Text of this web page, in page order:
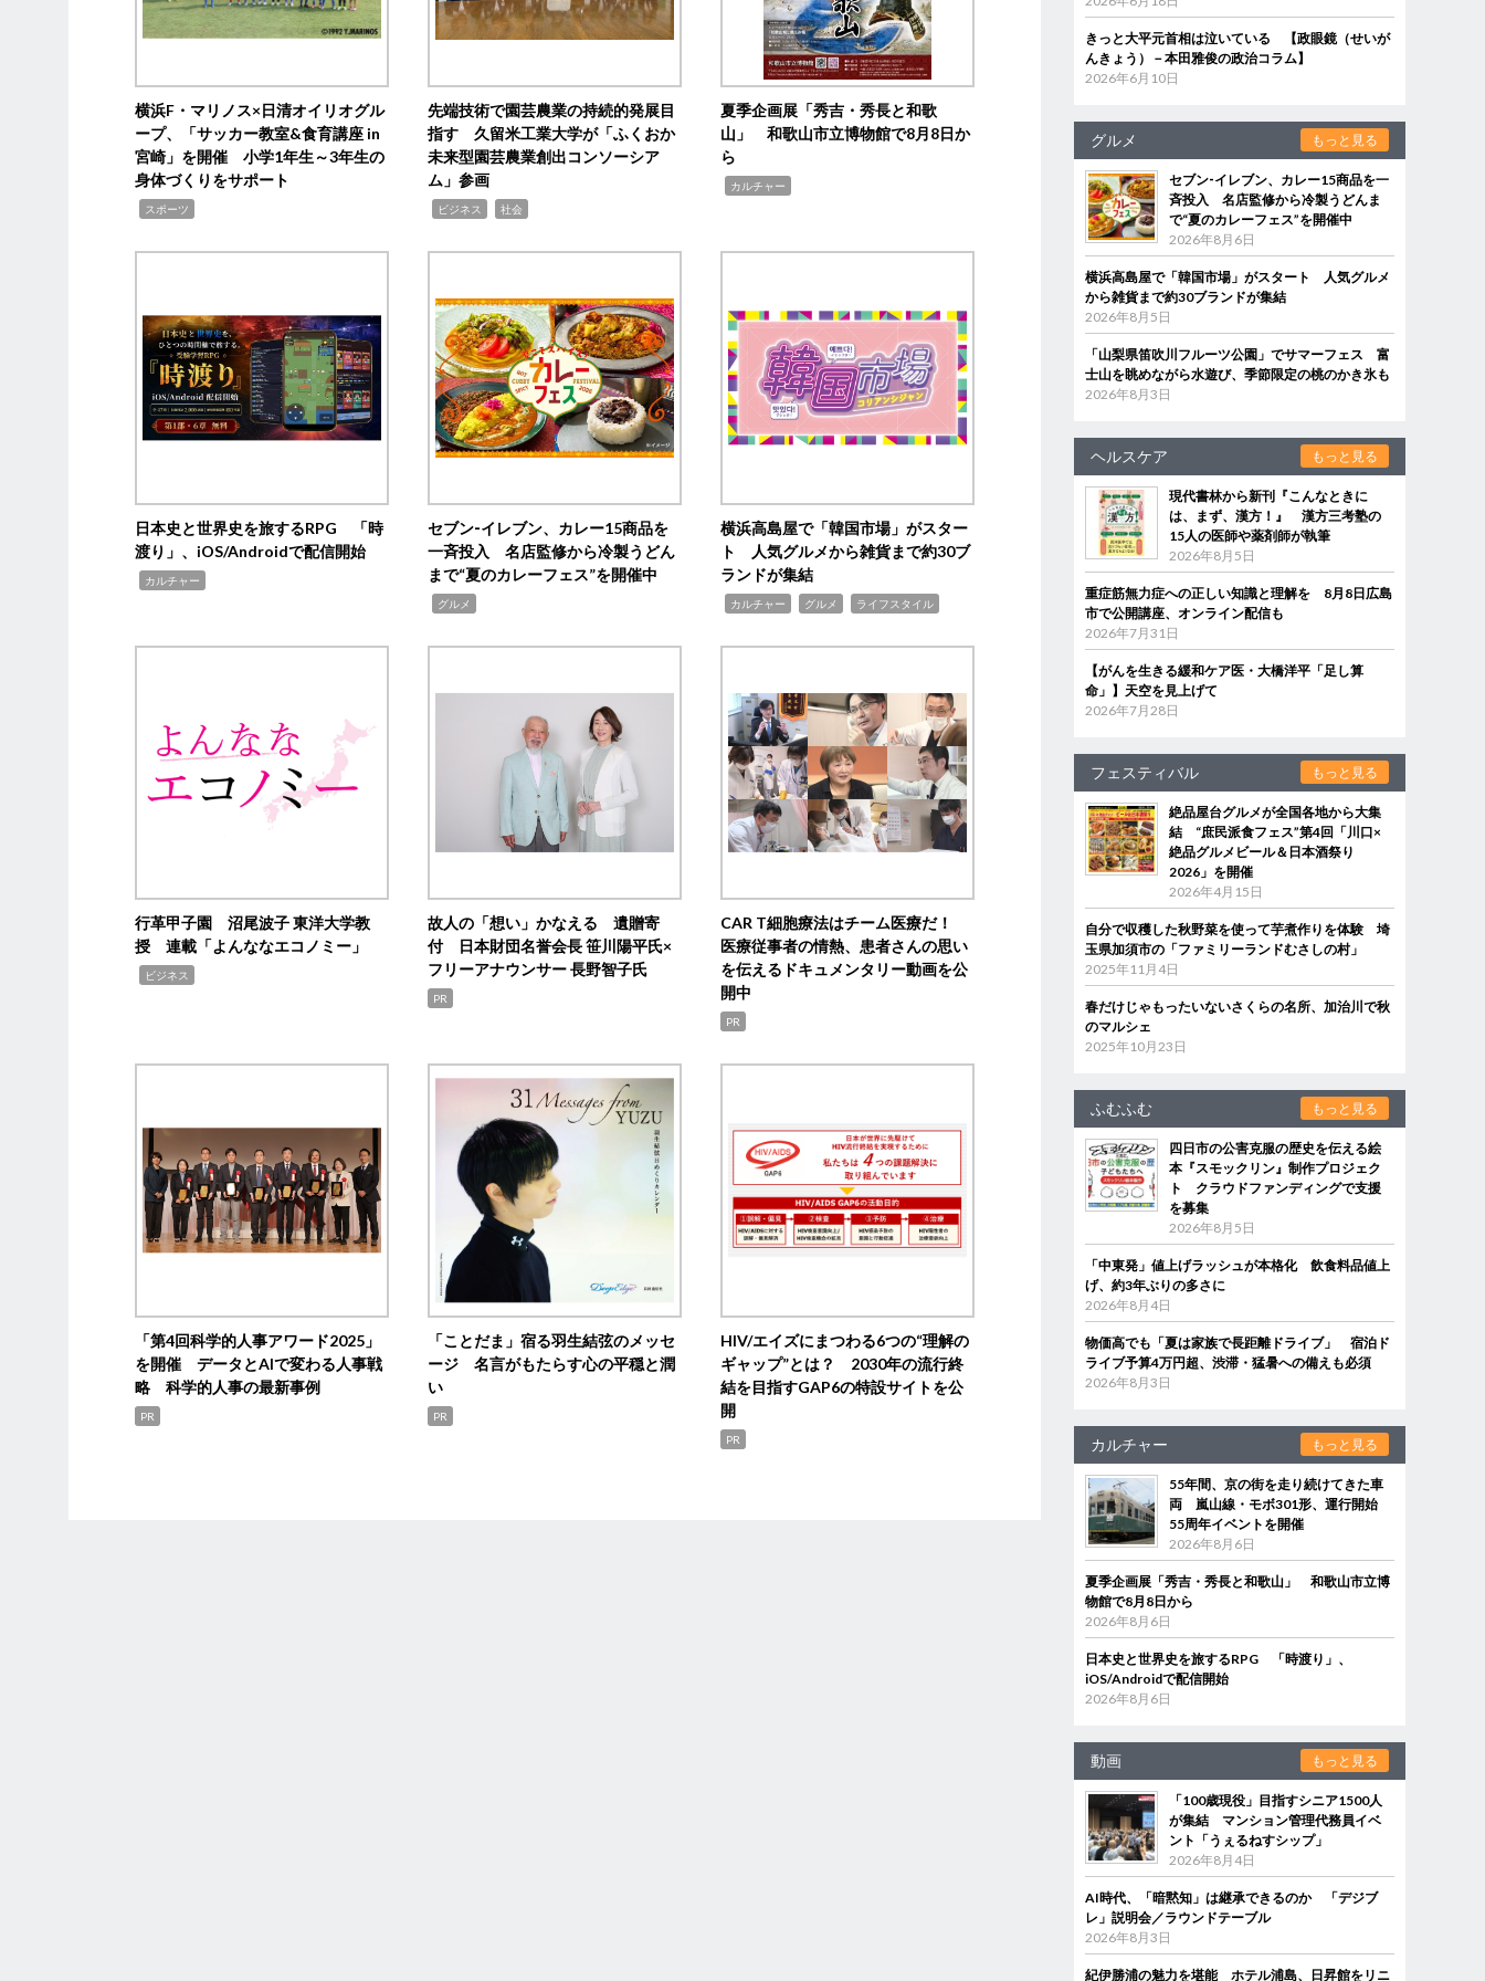
横浜F・マリノス×日清オイリオグル
ープ、「サッカー教室&食育講座 in
宮崎」を開催 小学1年生～3年生の
身体づくりをサポート
スポーツ
先端技術で園芸農業の持続的発展目
指す 久留米工業大学が「ふくおか
未来型園芸農業創出コンソーシア
ム」参画
ビジネス 社会
夏季企画展「秀吉・秀長と和歌
山」 和歌山市立博物館で8月8日か
ら
カルチャー
日本史と世界史を旅するRPG 「時
渡り」、iOS/Androidで配信開始
カルチャー
セブン‐イレブン、カレー15商品を
一斉投入 名店監修から冷製うどん
まで“夏のカレーフェス”を開催中
グルメ
横浜高島屋で「韓国市場」がスター
ト 人気グルメから雑貨まで約30ブ
ランドが集結
カルチャー グルメ ライフスタイル
行革甲子園 沼尾波子 東洋大学教
授 連載「よんななエコノミー」
ビジネス
故人の「想い」かなえる 遺贈寄
付 日本財団名誉会長 笹川陽平氏×
フリーアナウンサー 長野智子氏
PR
CAR T細胞療法はチーム医療だ！
医療従事者の情熱、患者さんの思い
を伝えるドキュメンタリー動画を公
開中
PR
「第4回科学的人事アワード2025」
を開催 データとAIで変わる人事戦
略 科学的人事の最新事例
PR
「ことだま」宿る羽生結弦のメッセ
ージ 名言がもたらす心の平穏と潤
い
PR
HIV/エイズにまつわる6つの“理解の
ギャップ”とは？ 2030年の流行終
結を目指すGAP6の特設サイトを公
開
PR
きっと大平元首相は泣いている 【政眼鏡（せいが
んきょう）－本田雅俊の政治コラム】
2026年6月10日
グルメ もっと見る
セブン‐イレブン、カレー15商品を一
斉投入 名店監修から冷製うどんま
で“夏のカレーフェス”を開催中
2026年8月6日
横浜高島屋で「韓国市場」がスタート 人気グルメ
から雑貨まで約30ブランドが集結
2026年8月5日
「山梨県笛吹川フルーツ公園」でサマーフェス 富
士山を眺めながら水遊び、季節限定の桃のかき氷も
2026年8月3日
ヘルスケア もっと見る
現代書林から新刊『こんなときに
は、まず、漢方！』 漢方三考塾の
15人の医師や薬剤師が執筆
2026年8月5日
重症筋無力症への正しい知識と理解を 8月8日広島
市で公開講座、オンライン配信も
2026年7月31日
【がんを生きる緩和ケア医・大橋洋平「足し算
命」】天空を見上げて
2026年7月28日
フェスティバル もっと見る
絶品屋台グルメが全国各地から大集
結 “庶民派食フェス”第4回「川口×
絶品グルメビール＆日本酒祭り
2026」を開催
2026年4月15日
自分で収穫した秋野菜を使って芋煮作りを体験 埼
玉県加須市の「ファミリーランドむさしの村」
2025年11月4日
春だけじゃもったいないさくらの名所、加治川で秋
のマルシェ
2025年10月23日
ふむふむ もっと見る
四日市の公害克服の歴史を伝える絵
本『スモックリン』制作プロジェク
ト クラウドファンディングで支援
を募集
2026年8月5日
「中東発」値上げラッシュが本格化 飲食料品値上
げ、約3年ぶりの多さに
2026年8月4日
物価高でも「夏は家族で長距離ドライブ」 宿泊ド
ライブ予算4万円超、渋滞・猛暑への備えも必須
2026年8月3日
カルチャー もっと見る
55年間、京の街を走り続けてきた車
両 嵐山線・モボ301形、運行開始
55周年イベントを開催
2026年8月6日
夏季企画展「秀吉・秀長と和歌山」 和歌山市立博
物館で8月8日から
2026年8月6日
日本史と世界史を旅するRPG 「時渡り」、
iOS/Androidで配信開始
2026年8月6日
動画 もっと見る
「100歳現役」目指すシニア1500人
が集結 マンション管理代務員イベ
ント「うぇるねすシップ」
2026年8月4日
AI時代、「暗黙知」は継承できるのか 「デジブ
レ」説明会／ラウンドテーブル
2026年8月3日
紀伊勝浦の魅力を堪能 ホテル浦島、日昇館をリニ